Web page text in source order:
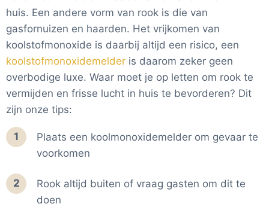
huis. Een andere vorm van rook is die van
gasfornuizen en haarden. Het vrijkomen van
koolstofmonoxide is daarbij altijd een risico, een
koolstofmonoxidemelder is daarom zeker geen
overbodige luxe. Waar moet je op letten om rook te
vermijden en frisse lucht in huis te bevorderen? Dit
zijn onze tips:
1
Plaats een koolmonoxidemelder om gevaar te
voorkomen
2
Rook altijd buiten of vraag gasten om dit te
doen